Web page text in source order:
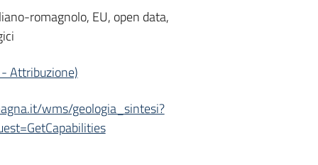
romagnolo, EU, open data,
- Attribuzione)
wms/geologia_sintesi?